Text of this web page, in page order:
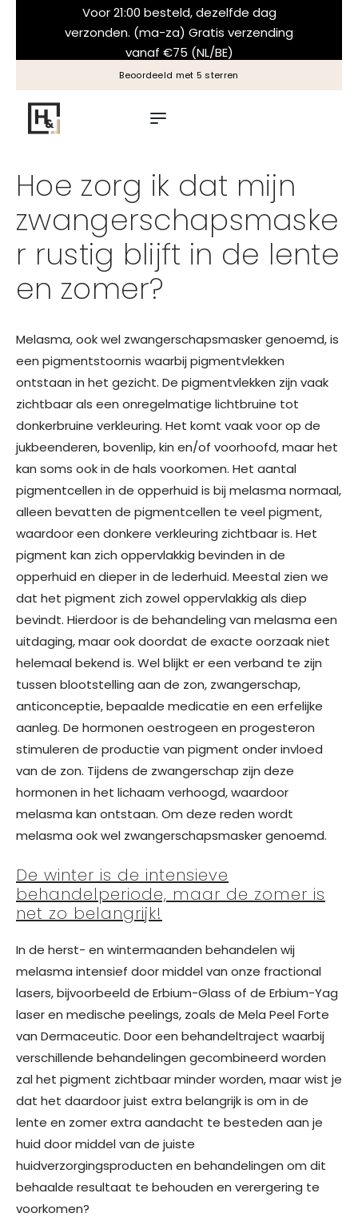
Voor 21:00 besteld, dezelfde dag
verzonden. (ma-za) Gratis verzending
vanaf €75 (NL/BE)
Beoordeeld met 5 sterren
Hoe zorg ik dat mijn
zwangerschapsmaske
r rustig blijft in de lente
en zomer?
Melasma, ook wel zwangerschapsmasker genoemd, is
een pigmentstoornis waarbij pigmentvlekken
ontstaan in het gezicht. De pigmentvlekken zijn vaak
zichtbaar als een onregelmatige lichtbruine tot
donkerbruine verkleuring. Het komt vaak voor op de
jukbeenderen, bovenlip, kin en/of voorhoofd, maar het
kan soms ook in de hals voorkomen. Het aantal
pigmentcellen in de opperhuid is bij melasma normaal,
alleen bevatten de pigmentcellen te veel pigment,
waardoor een donkere verkleuring zichtbaar is. Het
pigment kan zich oppervlakkig bevinden in de
opperhuid en dieper in de lederhuid. Meestal zien we
dat het pigment zich zowel oppervlakkig als diep
bevindt. Hierdoor is de behandeling van melasma een
uitdaging, maar ook doordat de exacte oorzaak niet
helemaal bekend is. Wel blijkt er een verband te zijn
tussen blootstelling aan de zon, zwangerschap,
anticonceptie, bepaalde medicatie en een erfelijke
aanleg. De hormonen oestrogeen en progesteron
stimuleren de productie van pigment onder invloed
van de zon. Tijdens de zwangerschap zijn deze
hormonen in het lichaam verhoogd, waardoor
melasma kan ontstaan. Om deze reden wordt
melasma ook wel zwangerschapsmasker genoemd.
De winter is de intensieve
behandelperiode, maar de zomer is
net zo belangrijk!
In de herst- en wintermaanden behandelen wij
melasma intensief door middel van onze fractional
lasers, bijvoorbeeld de Erbium-Glass of de Erbium-Yag
laser en medische peelings, zoals de Mela Peel Forte
van Dermaceutic. Door een behandeltraject waarbij
verschillende behandelingen gecombineerd worden
zal het pigment zichtbaar minder worden, maar wist je
dat het daardoor juist extra belangrijk is om in de
lente en zomer extra aandacht te besteden aan je
huid door middel van de juiste
huidverzorgingsproducten en behandelingen om dit
behaalde resultaat te behouden en verergering te
voorkomen?